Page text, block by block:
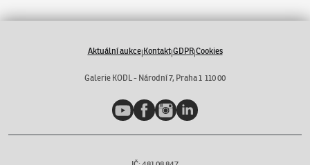
Aktuální aukce|Kontakt|GDPR|Cookies
Galerie KODL - Národní 7, Praha 1 110 00
YouTubeFacebookInstagramLinkedIn